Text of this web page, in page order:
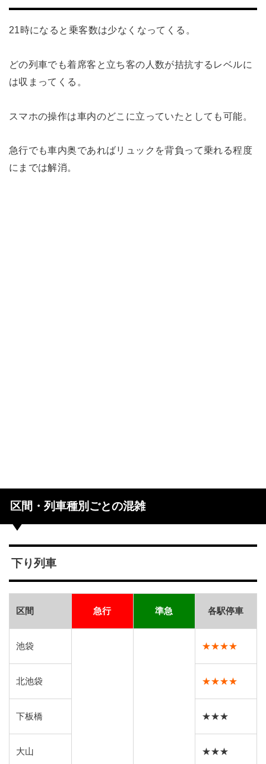
21時になると乗客数は少なくなってくる。
どの列車でも着席客と立ち客の人数が拮抗するレベルに
は収まってくる。
スマホの操作は車内のどこに立っていたとしても可能。
急行でも車内奥であればリュックを背負って乗れる程度
にまでは解消。
区間・列車種別ごとの混雑
下り列車
区間 急行 準急 各駅停車
池袋 ★★★★
北池袋 ★★★★
下板橋 ★★★
大山 ★★★